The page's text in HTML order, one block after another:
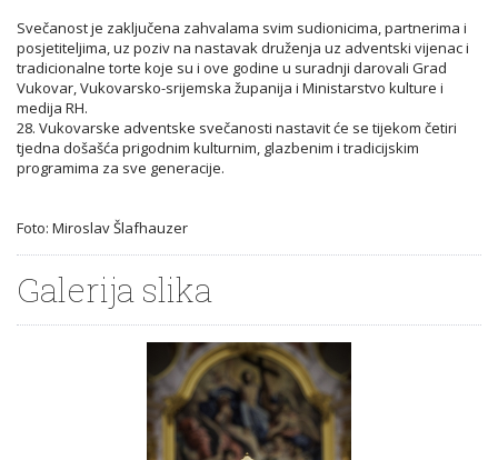
Svečanost je zaključena zahvalama svim sudionicima, partnerima i
posjetiteljima, uz poziv na nastavak druženja uz adventski vijenac i
tradicionalne torte koje su i ove godine u suradnji darovali Grad
Vukovar, Vukovarsko-srijemska županija i Ministarstvo kulture i
medija RH.
28. Vukovarske adventske svečanosti nastavit će se tijekom četiri
tjedna došašća prigodnim kulturnim, glazbenim i tradicijskim
programima za sve generacije.
Foto: Miroslav Šlafhauzer
Galerija slika